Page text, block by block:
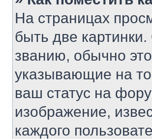
На страницах
быть две
званию, обычно
указывающие на
ваш статус на
изображение,
каждого